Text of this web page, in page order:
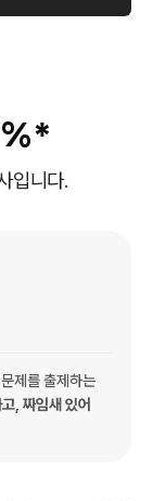
입니다.
제를 출제하는
, 짜임새 있어